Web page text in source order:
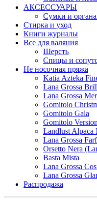
АКСЕССУАРЫ
Сумки и
Стирка и уход
Книги журналы
Все для валяния
Шерсть
Спицы и
Не носочная пряжа
Katia Azteka
Lana Grossa
Lana Grossa
Gomitolo
Gomitolo Gala
Gomitolo
Landlust Alpaca
Lana Grossa
Orsetto Nera
Basta Mista
Lana Grossa
Lana Grossa
Распродажа